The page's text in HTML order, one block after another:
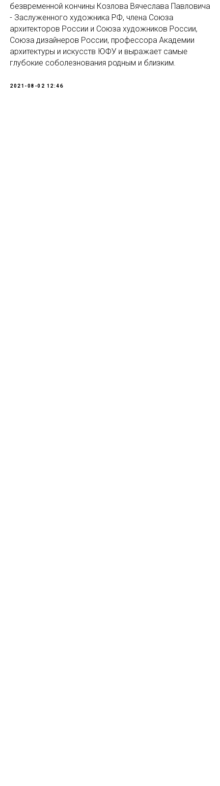
безвременной кончины Козлова Вячеслава Павловича
- Заслуженного художника РФ, члена Союза
архитекторов России и Союза художников России,
Союза дизайнеров России, профессора Академии
архитектуры и искусств ЮФУ и выражает самые
глубокие соболезнования родным и близким.
2021-08-02 12:46